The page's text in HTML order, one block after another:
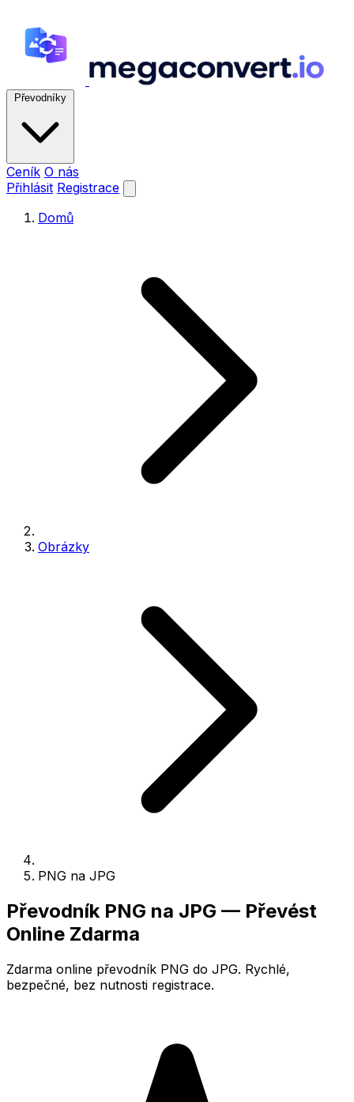
Převodníky
Ceník O nás
Přihlásit Registrace
Domů
Obrázky
PNG na JPG
Převodník PNG na JPG — Převést
Online Zdarma
Zdarma online převodník PNG do JPG. Rychlé,
bezpečné, bez nutnosti registrace.